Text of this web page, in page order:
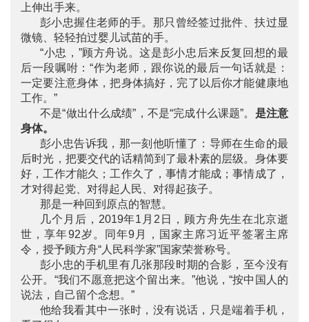
上伸出手来。
彭小忠握住老师的手。那只曾经签过批件、扶过显
微镜、轻轻拍过婴儿试苗的手。
“小忠，”顾方舟说。这是彭小忠后来反复回想的最
后一段嘱咐：“作为老师，跟你说的最后一句话就是：
一定要注意身体，把身体搞好，完了以后你才能健康地
工作。”
不是“做出什么成绩”，不是“完成什么课题”。 是注意
身体。
彭小忠告诉我，那一刻他听懂了：导师在生命的最
后时光，把要交代的话精简到了最朴素的层级。身体要
好，工作才能久；工作久了，事情才能成；事情成了，
才对得起党、对得起人民、对得起孩子。
那是一种回到原点的智慧。
几个月后，2019年1月2日，顾方舟先生在北京逝
世，享年92岁。同年9月，国家主席习近平签署主席
令，授予顾方舟“人民科学家”国家荣誉称号。
彭小忠的手机里有几张那段时期的合影，至今没有
公开。“我们不愿意把这个留出来。”他说，“按中国人的
说法，自己留个念想。”
他给我看其中一张时，没有说话，只是端着手机，